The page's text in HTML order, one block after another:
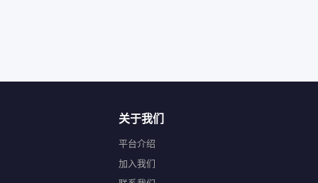
关于我们
平台介绍
加入我们